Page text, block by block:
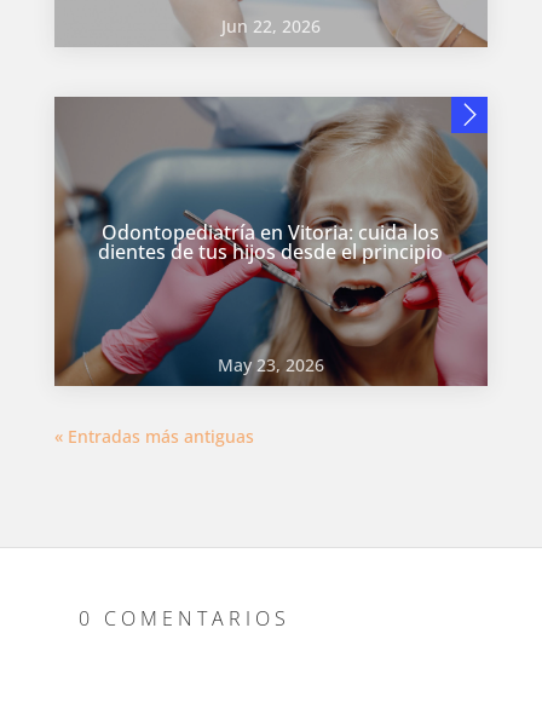
Jun 22, 2026
Odontopediatría en Vitoria: cuida los
dientes de tus hijos desde el principio
May 23, 2026
« Entradas más antiguas
0 COMENTARIOS